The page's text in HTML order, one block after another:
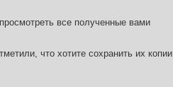
все полученные вами
что хотите сохранить их копии.